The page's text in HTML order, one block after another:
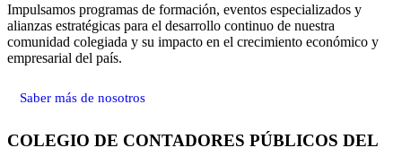
Impulsamos programas de formación, eventos especializados y
alianzas estratégicas para el desarrollo continuo de nuestra
comunidad colegiada y su impacto en el crecimiento económico y
empresarial del país.
Saber más de nosotros
COLEGIO DE CONTADORES PÚBLICOS DEL